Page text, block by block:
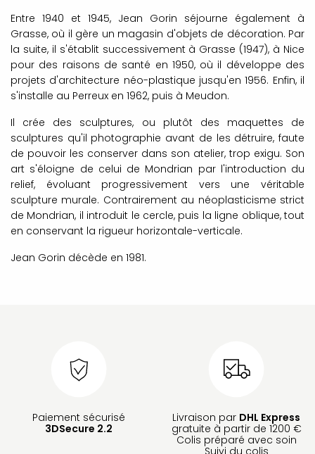
Entre 1940 et 1945, Jean Gorin séjourne également à
Grasse, où il gère un magasin d'objets de décoration. Par
la suite, il s'établit successivement à Grasse (1947), à Nice
pour des raisons de santé en 1950, où il développe des
projets d'architecture néo-plastique jusqu'en 1956. Enfin, il
s'installe au Perreux en 1962, puis à Meudon.
Il crée des sculptures, ou plutôt des maquettes de
sculptures qu'il photographie avant de les détruire, faute
de pouvoir les conserver dans son atelier, trop exigu. Son
art s'éloigne de celui de Mondrian par l'introduction du
relief, évoluant progressivement vers une véritable
sculpture murale. Contrairement au néoplasticisme strict
de Mondrian, il introduit le cercle, puis la ligne oblique, tout
en conservant la rigueur horizontale-verticale.
Jean Gorin décède en 1981.
Paiement sécurisé
3DSecure 2.2
Livraison par DHL Express
gratuite à partir de 1200 €
Colis préparé avec soin
Suivi du colis